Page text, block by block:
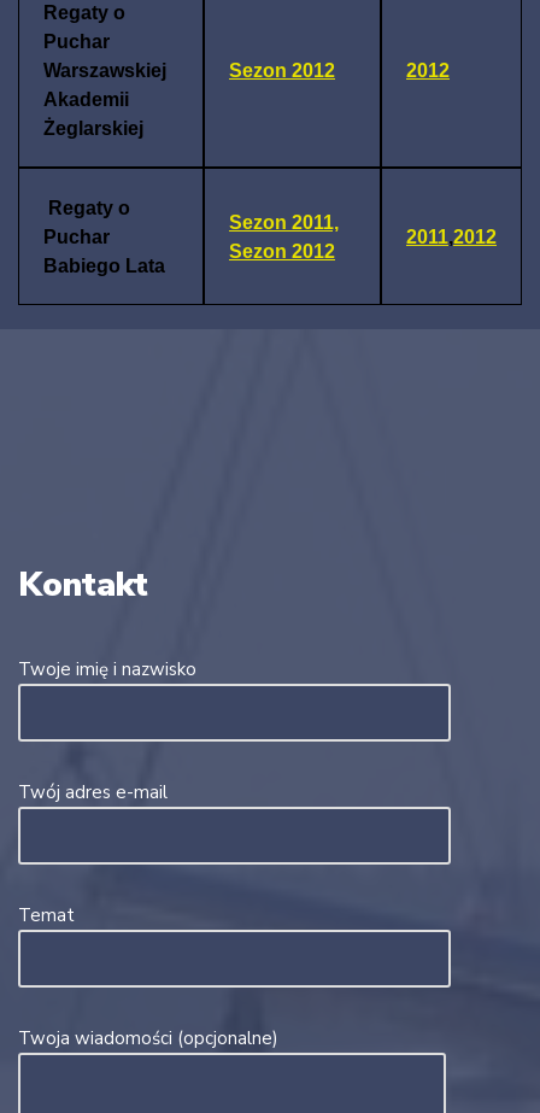
Regaty o
Puchar
Warszawskiej
Akademii
Żeglarskiej
Sezon 2012 2012
Regaty o
Puchar
Babiego Lata
Sezon 2011,
Sezon 2012
2011,2012
Kontakt
Twoje imię i nazwisko
Twój adres e-mail
Temat
Twoja wiadomości (opcjonalne)